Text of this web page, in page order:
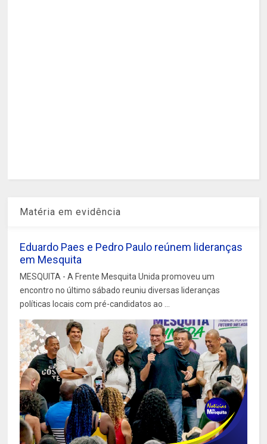
Matéria em evidência
Eduardo Paes e Pedro Paulo reúnem lideranças
em Mesquita
MESQUITA - A Frente Mesquita Unida promoveu um
encontro no último sábado reuniu diversas lideranças
políticas locais com pré-candidatos ao ...